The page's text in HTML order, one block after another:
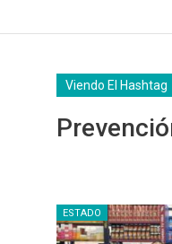
Viendo El Hashtag
ESTADO